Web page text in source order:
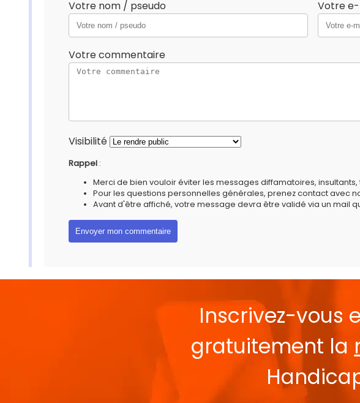
Votre nom / pseudo Votre
Votre commentaire
Visibilité
Rappel :
Merci de bien vouloir éviter les messages diffamatoires, insultants,
Pour les questions personnelles générales, prenez contact avec
Avant d'être affiché, votre message devra être validé via un mail
Inscrivez-vous
gratuitement la